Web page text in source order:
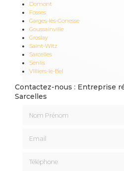
Domont
Fosses
Garges-lès-Gonesse
Goussainville
Groslay
Saint-Witz
Sarcelles
Senlis
Villiers-le-Bel
Contactez-nous : Entreprise
Sarcelles